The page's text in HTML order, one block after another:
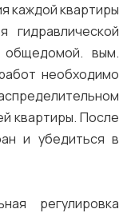
каждой квартиры
гидравлической
общедомой. вым.
необходимо
квартиры. После
и убедиться в
регулировка